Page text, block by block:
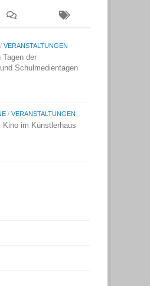
/VERANSTALTUNGEN
Tagen der
Schulmedientagen
/VERANSTALTUNGEN
Kino im Künstlerhaus